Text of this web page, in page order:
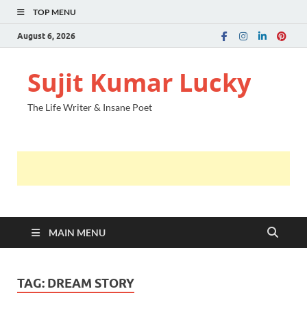
TOP MENU
August 6, 2026
Sujit Kumar Lucky
The Life Writer & Insane Poet
MAIN MENU
TAG: DREAM STORY